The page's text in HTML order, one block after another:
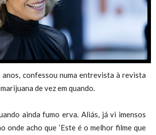
anos, confessou numa entrevista à revista
de vez em quando.
ainda fumo erva. Aliás, já vi imensos
onde acho que ‘Este é o melhor filme que